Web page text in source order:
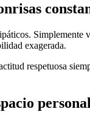
Simplemente
exagerada.
respetuosa